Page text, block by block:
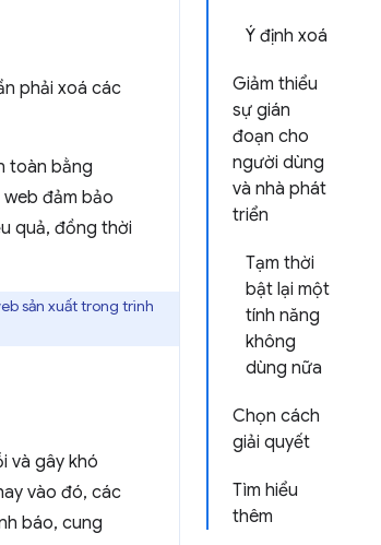
Ý định xoá
Giảm thiểu
sự gián
đoạn cho
người dùng
và nhà phát
triển
Tạm thời
bật lại một
tính năng
không
dùng nữa
Chọn cách
giải quyết
Tìm hiểu
thêm
phải xoá các
toàn bằng
đảm bảo
quả, đồng thời
sản xuất trong trình
và gây khó
vào đó, các
báo, cung